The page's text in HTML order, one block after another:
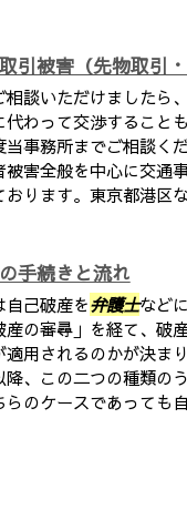
引被害（先物取引・
相談いただけましたら
代わって交渉すること
当事務所までご相談く
被害全般を中心に交通
おります。東京都港区
手続きと流れ
自己破産を弁護士など
産の審尋」を経て、破
適用されるのかが決ま
降、この二つの種類の
らのケースであっても